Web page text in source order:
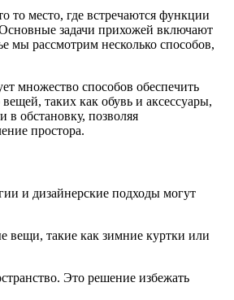
то место, где встречаются функции
задачи прихожей включают
мы рассмотрим несколько способов,
множество способов обеспечить
таких как обувь и аксессуары,
обстановку, позволяя
простора.
и дизайнерские подходы могут
вещи, такие как зимние куртки или
Это решение избежать